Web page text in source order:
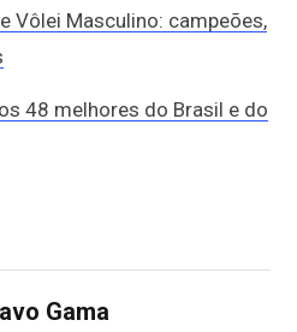
Vôlei Masculino: campeões,
48 melhores do Brasil e do
Gama